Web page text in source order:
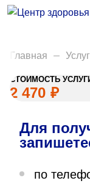
Акции
Вакансии
О нас
Главная
СТОИМОСТЬ
2 470 ₽
Для
по